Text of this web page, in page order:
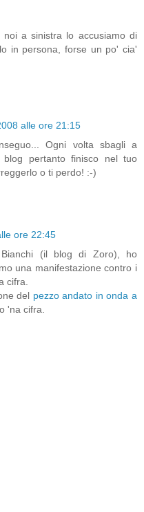
a sinistra lo accusiamo di
in persona, forse un po' cia'
alle ore 21:15
Ogni volta sbagli a
pertanto finisco nel tuo
o ti perdo! :-)
ore 22:45
(il blog di Zoro), ho
una manifestazione contro i
cifra.
del pezzo andato in onda a
'na cifra.